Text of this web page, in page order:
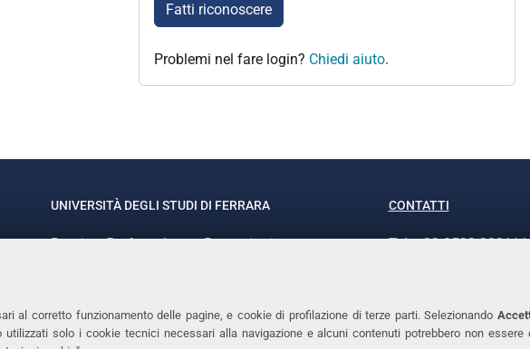
al corretto funzionamento delle pagine, e cookie di profilazione di terze parti. Selezionando
utilizzati solo i cookie tecnici necessari alla navigazione e alcuni contenuti potrebbero non
Fatti riconoscere
Problemi nel fare login? Chiedi aiuto.
UNIVERSITÀ DEGLI STUDI DI FERRARA
Rettrice: Prof.ssa Laura Ramaciotti
CONTATTI
Tel. +39 0532 293111